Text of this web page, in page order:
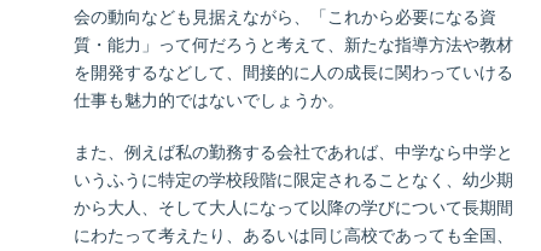
会の動向なども見据えながら、「これから必要になる資
質・能力」って何だろうと考えて、新たな指導方法や教材
を開発するなどして、間接的に人の成長に関わっていける
仕事も魅力的ではないでしょうか。
また、例えば私の勤務する会社であれば、中学なら中学と
いうふうに特定の学校段階に限定されることなく、幼少期
から大人、そして大人になって以降の学びについて長期間
にわたって考えたり、あるいは同じ高校であっても全国、